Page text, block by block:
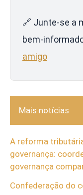
🔗 Junte-se a
bem-
amigo
Mais notícias
A reforma
governança:
governança
Confederação do